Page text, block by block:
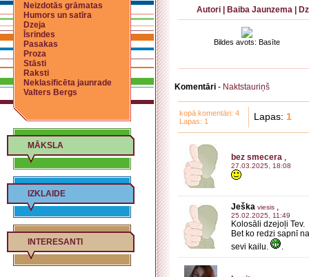
Neizdotās grāmatas
Humors un satīra
Dzeja
Īsrindes
Pasakas
Proza
Stāsti
Raksti
Neklasificēta jaunrade
Valters Bergs
MĀKSLA
IZKLAIDE
INTERESANTI
Autori Baiba Jaunzema
Bildes avots: Basīte
Komentāri - Naktstauriņš
kopā komentāri: 4
Lapas: 1
Lapas: 1
bez smecera ,
27.03.2025, 18:08
Ješka viesis ,
25.02.2025, 11:49
Kolosāli dzejoļi Tev.
Bet ko redzi sapnī
sevi kailu.
.